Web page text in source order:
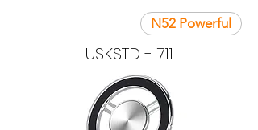
N52 Powerful
USKSTD - 711